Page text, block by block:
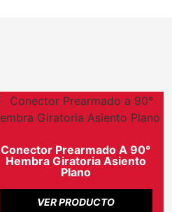
Conector Prearmado A 90°
Hembra Giratoria Asiento
Plano
VER PRODUCTO